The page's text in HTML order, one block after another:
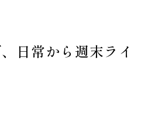
日常から週末ライ